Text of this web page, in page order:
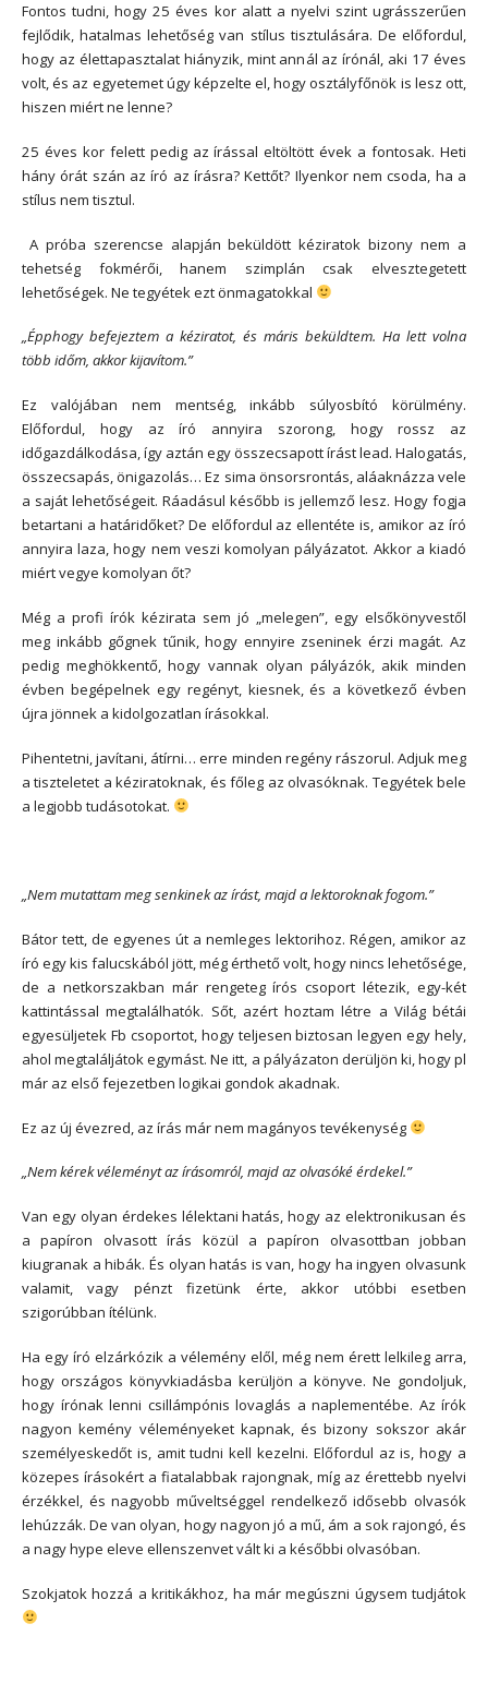
Fontos tudni, hogy 25 éves kor alatt a nyelvi szint ugrásszerűen
fejlődik, hatalmas lehetőség van stílus tisztulására. De előfordul,
hogy az élettapasztalat hiányzik, mint annál az írónál, aki 17 éves
volt, és az egyetemet úgy képzelte el, hogy osztályfőnök is lesz ott,
hiszen miért ne lenne?
25 éves kor felett pedig az írással eltöltött évek a fontosak. Heti
hány órát szán az író az írásra? Kettőt? Ilyenkor nem csoda, ha a
stílus nem tisztul.
A próba szerencse alapján beküldött kéziratok bizony nem a
tehetség fokmérői, hanem szimplán csak elvesztegetett
lehetőségek. Ne tegyétek ezt önmagatokkal
„Épphogy befejeztem a kéziratot, és máris beküldtem. Ha lett volna
több időm, akkor kijavítom.”
Ez valójában nem mentség, inkább súlyosbító körülmény.
Előfordul, hogy az író annyira szorong, hogy rossz az
időgazdálkodása, így aztán egy összecsapott írást lead. Halogatás,
összecsapás, önigazolás… Ez sima önsorsrontás, aláaknázza vele
a saját lehetőségeit. Ráadásul később is jellemző lesz. Hogy fogja
betartani a határidőket? De előfordul az ellentéte is, amikor az író
annyira laza, hogy nem veszi komolyan pályázatot. Akkor a kiadó
miért vegye komolyan őt?
Még a profi írók kézirata sem jó „melegen”, egy elsőkönyvestől
meg inkább gőgnek tűnik, hogy ennyire zseninek érzi magát. Az
pedig meghökkentő, hogy vannak olyan pályázók, akik minden
évben begépelnek egy regényt, kiesnek, és a következő évben
újra jönnek a kidolgozatlan írásokkal.
Pihentetni, javítani, átírni… erre minden regény rászorul. Adjuk meg
a tiszteletet a kéziratoknak, és főleg az olvasóknak. Tegyétek bele
a legjobb tudásotokat.
„Nem mutattam meg senkinek az írást, majd a lektoroknak fogom.”
Bátor tett, de egyenes út a nemleges lektorihoz. Régen, amikor az
író egy kis falucskából jött, még érthető volt, hogy nincs lehetősége,
de a netkorszakban már rengeteg írós csoport létezik, egy-két
kattintással megtalálhatók. Sőt, azért hoztam létre a Világ bétái
egyesüljetek Fb csoportot, hogy teljesen biztosan legyen egy hely,
ahol megtaláljátok egymást. Ne itt, a pályázaton derüljön ki, hogy pl
már az első fejezetben logikai gondok akadnak.
Ez az új évezred, az írás már nem magányos tevékenység
„Nem kérek véleményt az írásomról, majd az olvasóké érdekel.”
Van egy olyan érdekes lélektani hatás, hogy az elektronikusan és
a papíron olvasott írás közül a papíron olvasottban jobban
kiugranak a hibák. És olyan hatás is van, hogy ha ingyen olvasunk
valamit, vagy pénzt fizetünk érte, akkor utóbbi esetben
szigorúbban ítélünk.
Ha egy író elzárkózik a vélemény elől, még nem érett lelkileg arra,
hogy országos könyvkiadásba kerüljön a könyve. Ne gondoljuk,
hogy írónak lenni csillámpónis lovaglás a naplementébe. Az írók
nagyon kemény véleményeket kapnak, és bizony sokszor akár
személyeskedőt is, amit tudni kell kezelni. Előfordul az is, hogy a
közepes írásokért a fiatalabbak rajongnak, míg az érettebb nyelvi
érzékkel, és nagyobb műveltséggel rendelkező idősebb olvasók
lehúzzák. De van olyan, hogy nagyon jó a mű, ám a sok rajongó, és
a nagy hype eleve ellenszenvet vált ki a későbbi olvasóban.
Szokjatok hozzá a kritikákhoz, ha már megúszni úgysem tudjátok